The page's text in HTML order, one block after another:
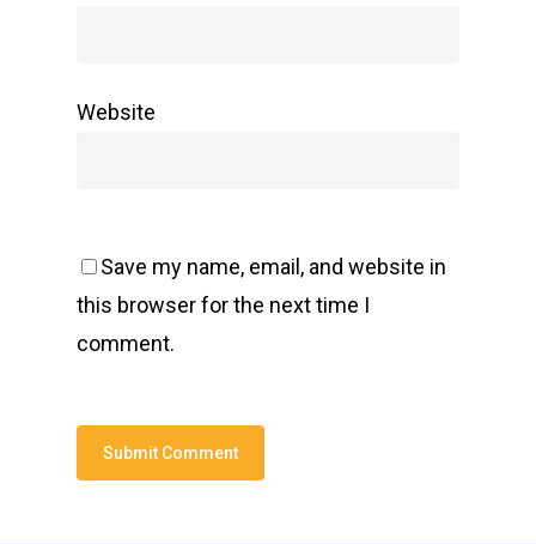
Website
Save my name, email, and website in
this browser for the next time I
comment.